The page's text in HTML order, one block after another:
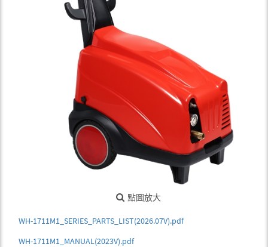
點圖放大
WH-1711M1_SERIES_PARTS_LIST(2026.07V).pdf
WH-1711M1_MANUAL(2023V).pdf